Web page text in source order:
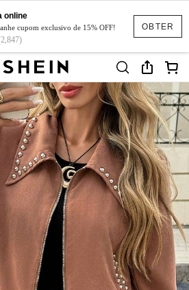
OBTER
online
cupom exclusivo de 15% OFF!